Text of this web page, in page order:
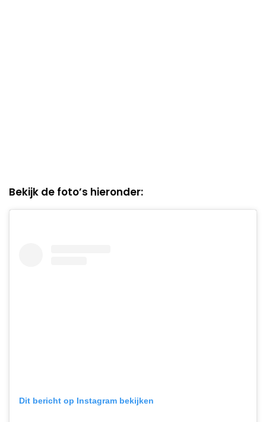
Bekijk de foto’s hieronder:
Dit bericht op Instagram bekijken